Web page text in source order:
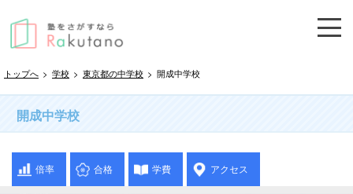
トップへ > 学校 > 東京都の中学校 > 開成中学校
開成中学校
倍率 合格 学費 アクセス